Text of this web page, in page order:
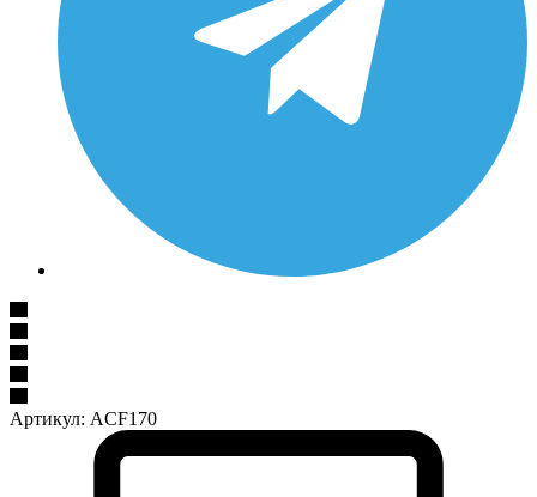
Артикул: ACF170